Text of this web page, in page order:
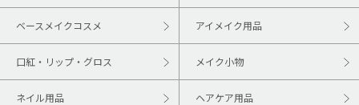
ベースメイクコスメ アイメイク用品
口紅・リップ・グロス メイク小物
ネイル用品 ヘアケア用品